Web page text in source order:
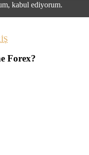
kabul ediyorum.
Forex?